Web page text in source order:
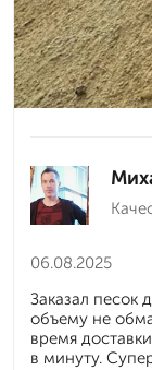
06.08.2025
Заказал песок
объему не
время
в минуту.